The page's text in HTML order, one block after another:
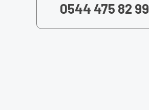
0544 475 82 99